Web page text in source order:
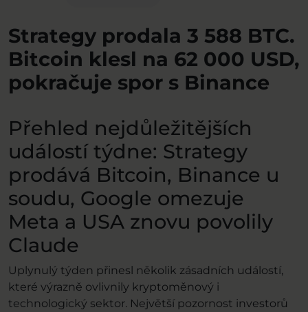
Strategy prodala 3 588 BTC.
Bitcoin klesl na 62 000 USD,
pokračuje spor s Binance
Přehled nejdůležitějších
událostí týdne: Strategy
prodává Bitcoin, Binance u
soudu, Google omezuje
Meta a USA znovu povolily
Claude
Uplynulý týden přinesl několik zásadních událostí,
které výrazně ovlivnily kryptoměnový i
technologický sektor. Největší pozornost investorů